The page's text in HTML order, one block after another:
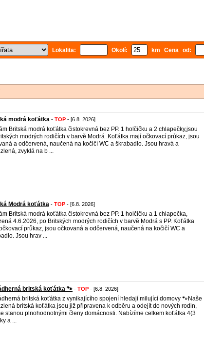
Lokalita: Okolí: km Cena od:
modrá koťátka - TOP - [6.8. 2026]
Britská modrá koťátka čistokrevná bez PP. 1 holčičku a 2 chlapečky,jsou
modrých rodičích v barvě Modrá .Koťátka mají očkovací průkaz, jsou
a odčervená, naučená na kočičí WC a škrabadlo. Jsou hravá a
zvyklá na b ...
Modrá koťátka - TOP - [6.8. 2026]
Britská modrá koťátka čistokrevná bez PP. 1 holčičku a 1 chlapečka,
4.6.2026, po Britských modrých rodičích v barvě Modrá s PP. Koťátka
průkaz, jsou očkovaná a odčervená, naučená na kočičí WC a
Jsou hrav ...
britská koťátka 🐾 - TOP - [6.8. 2026]
britská koťátka z vynikajícího spojení hledají milující domovy 🐾 ​Naše
britská koťátka jsou již připravena k odběru a odejít do nových rodin,
stanou plnohodnotnými členy domácnosti. Nabízíme celkem koťátka 4(3
a ...